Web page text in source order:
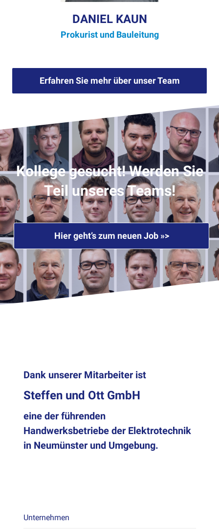
DANIEL KAUN
Prokurist und Bauleitung
Erfahren Sie mehr über unser Team
Kollege gesucht! Werden Sie
Teil unseres Teams!
Hier geht’s zum neuen Job »>
Dank unserer Mitarbeiter ist
Steffen und Ott GmbH
eine der führenden
Handwerksbetriebe der Elektrotechnik
in Neumünster und Umgebung.
Unternehmen